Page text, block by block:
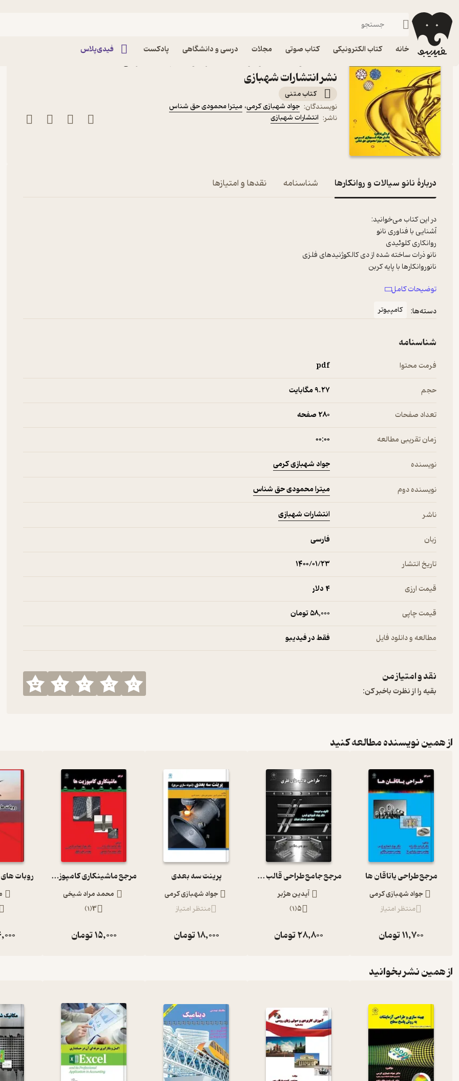
خانه کتاب الکترونیکی کتاب صوتی مجلات درسی و دانشگاهی پادکست فیدی‌پلاس
فیدیبو کتاب الکترونیکی
نشر انتشارات شهبازی
کتاب متنی
نویسندگان: جواد شهبازی کرمی، میترا محمودی حق شناس
ناشر: انتشارات شهبازی
دربارۀ نانو سیالات و روانکارها شناسنامه نقدها و امتیازها
توضیحات کامل
دسته‌ها:
کامپیوتر
شناسنامه
فرمت محتوا pdf
حجم 9.۲۷ مگابایت
تعداد صفحات 280 صفحه
زمان تقریبی مطالعه ۰۰:۰۰
نویسنده جواد شهبازی کرمی
نویسنده دوم میترا محمودی حق شناس
ناشر انتشارات شهبازی
زبان فارسی
تاریخ انتشار ۱۴۰۰/۰۱/۲۳
قیمت ارزی 4 دلار
قیمت چاپی 58,000 تومان
مطالعه و دانلود فایل فقط در فیدیبو
نقد و امتیاز من
بقیه را از نظرت باخبر کن:
از همین نویسنده مطالعه کنید
مرجع طراحی یاتاقان ها
جواد شهبازی کرمی
منتظر امتیاز
11,700تومان
مرجع جامع طراحی قالب های فلزی
آیدین هژبر
5
(
1
)
28,800تومان
پرینت سه بعدی
جواد شهبازی کرمی
منتظر امتیاز
18,000تومان
مرجع ماشینکاری کامپوزیت ها
محمد مراد شیخی
3
(
1
)
15,000تومان
روبات
از همین نشر بخوانید